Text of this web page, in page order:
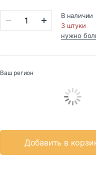
В наличии
3 штуки
нужно
Ваш регион
Добавить в